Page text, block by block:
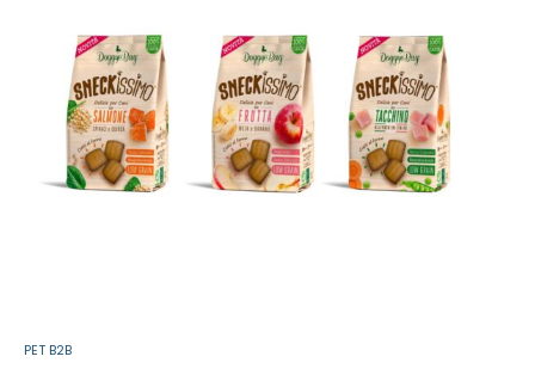
PET B2B